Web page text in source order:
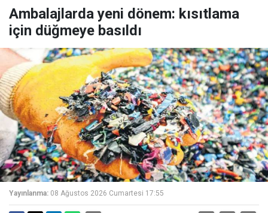
Ambalajlarda yeni dönem: kısıtlama
için düğmeye basıldı
Yayınlanma: 08 Ağustos 2026 Cumartesi 17:55